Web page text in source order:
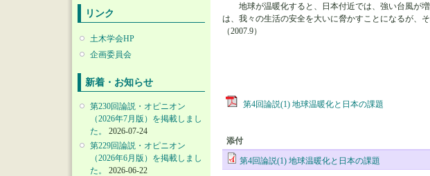
リンク
土木学会HP
企画委員会
新着・お知らせ
第230回論説・オピニオン
（2026年7月版）を掲載しまし
た。
2026-07-24
第229回論説・オピニオン
（2026年6月版）を掲載しまし
た。
2026-06-22
地球が温暖化すると、日本付近では、強い台風が増
は、我々の生活の安全を大いに脅かすことになるが、
（2007.9）
第4回論説(1) 地球温暖化と日本の課題
添付
第4回論説(1) 地球温暖化と日本の課題